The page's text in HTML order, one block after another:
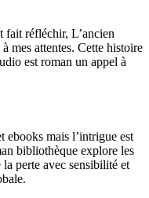
fait réfléchir, L’ancien
mes attentes. Cette histoire
est roman un appel à
ebooks mais l’intrigue est
bibliothèque explore les
la perte avec sensibilité et